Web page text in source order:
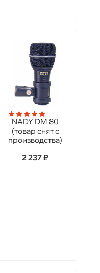
NADY DM 80
(товар снят с
производства)
2 237 ₽